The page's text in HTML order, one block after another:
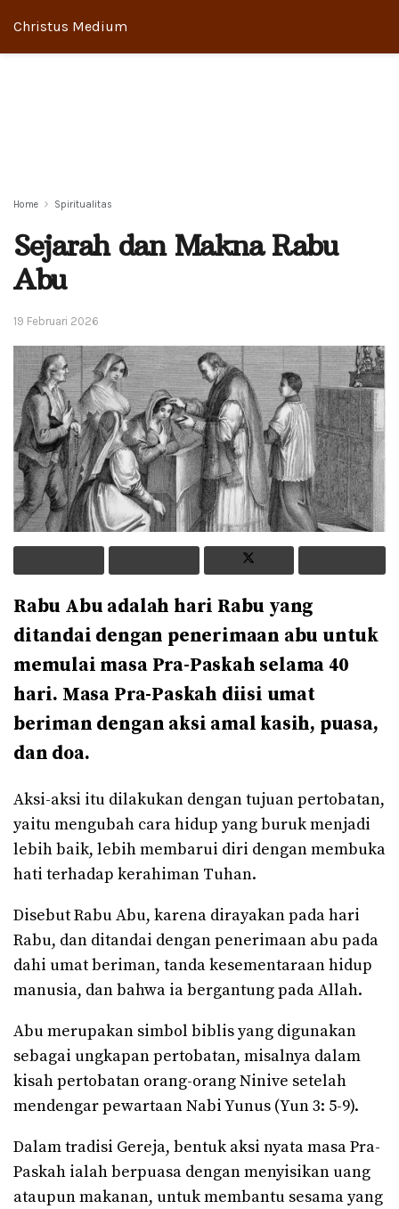
Christus Medium
Home Spiritualitas
Sejarah dan Makna Rabu
Abu
19 Februari 2026
Rabu Abu adalah hari Rabu yang
ditandai dengan penerimaan abu untuk
memulai masa Pra-Paskah selama 40
hari. Masa Pra-Paskah diisi umat
beriman dengan aksi amal kasih, puasa,
dan doa.
Aksi-aksi itu dilakukan dengan tujuan pertobatan,
yaitu mengubah cara hidup yang buruk menjadi
lebih baik, lebih membarui diri dengan membuka
hati terhadap kerahiman Tuhan.
Disebut Rabu Abu, karena dirayakan pada hari
Rabu, dan ditandai dengan penerimaan abu pada
dahi umat beriman, tanda kesementaraan hidup
manusia, dan bahwa ia bergantung pada Allah.
Abu merupakan simbol biblis yang digunakan
sebagai ungkapan pertobatan, misalnya dalam
kisah pertobatan orang-orang Ninive setelah
mendengar pewartaan Nabi Yunus (Yun 3: 5-9).
Dalam tradisi Gereja, bentuk aksi nyata masa Pra-
Paskah ialah berpuasa dengan menyisikan uang
ataupun makanan, untuk membantu sesama yang